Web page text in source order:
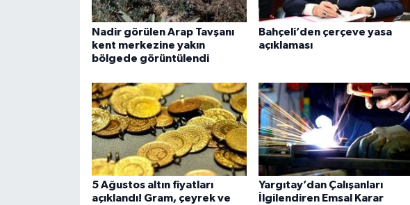
Nadir görülen Arap Tavşanı
kent merkezine yakın
bölgede görüntülendi
Bahçeli’den çerçeve yasa
açıklaması
5 Ağustos altın fiyatları
açıklandı! Gram, çeyrek ve
Yargıtay’dan Çalışanları
İlgilendiren Emsal Karar